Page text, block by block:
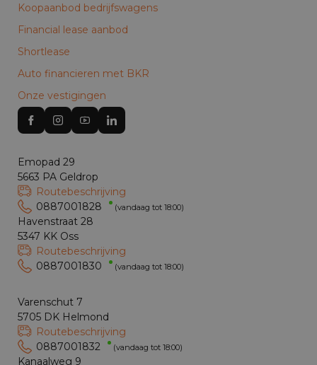
Koopaanbod bedrijfswagens
Financial lease aanbod
Shortlease
Auto financieren met BKR
Onze vestigingen
Emopad 29
5663 PA Geldrop
Routebeschrijving
0887001828
(vandaag tot 18:00)
Havenstraat 28
5347 KK Oss
Routebeschrijving
0887001830
(vandaag tot 18:00)
Varenschut 7
5705 DK Helmond
Routebeschrijving
0887001832
(vandaag tot 18:00)
Kanaalweg 9